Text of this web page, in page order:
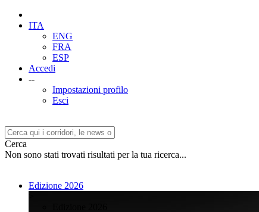
ITA
ENG
FRA
ESP
Accedi
--
Impostazioni profilo
Esci
Cerca
Non sono stati trovati risultati per la tua ricerca...
Edizione 2026